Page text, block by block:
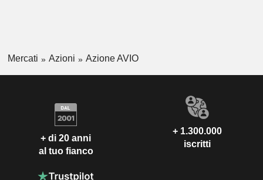
Mercati Azioni Azione AVIO
+ di 20 anni
al tuo fianco
+ 1.300.000
iscritti